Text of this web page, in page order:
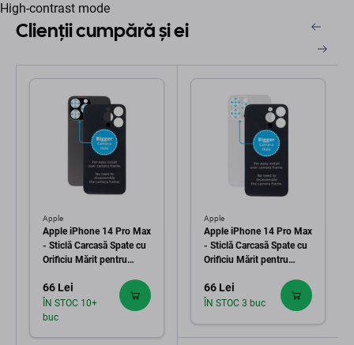
High-contrast mode
Clienții cumpără și ei
Apple
Apple iPhone 14 Pro Max
- Sticlă Carcasă Spate cu
Orificiu Mărit pentru
66 Lei
ÎN STOC 10+
buc
Apple
Apple iPhone 14 Pro Max
- Sticlă Carcasă Spate cu
Orificiu Mărit pentru
66 Lei
ÎN STOC 3 buc